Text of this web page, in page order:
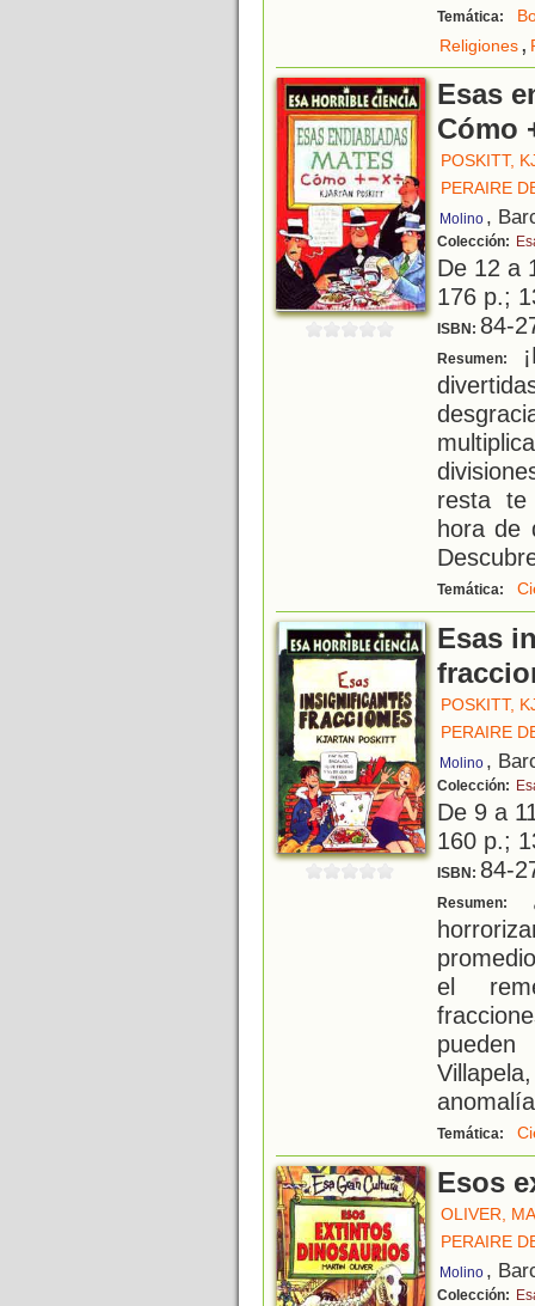
Temática:
Religiones,
Esas
Cómo
POSKITT,
PERAIRE
Molino ,
Colección:
De 12 a
176 p.;
ISBN: 84-
Resumen:
resta te
hora de
Temática:
Esas
POSKITT,
PERAIRE
Molino ,
Colección:
De 9 a
160 p.;
ISBN: 84-
Resumen:
el
Temática:
Esos
OLIVER,
PERAIRE
Molino ,
Colección: